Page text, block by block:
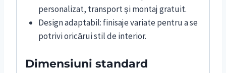
personalizat, transport și montaj gratuit.
Design adaptabil: finisaje variate pentru a se
potrivi oricărui stil de interior.
Dimensiuni standard